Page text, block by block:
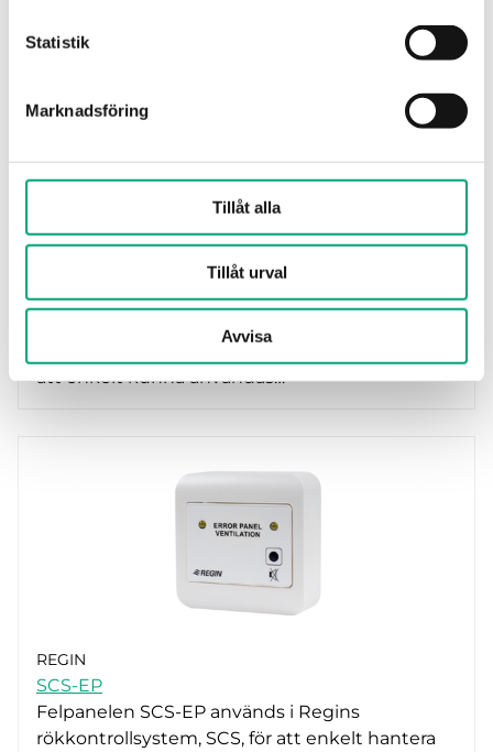
Statistik
Marknadsföring
Tillåt alla
Tillåt urval
Avvisa
SCS-PDTX
Differenstryckstransmittern SCS-PDTX är
att enkelt kunna användas…
REGIN
SCS-EP
Felpanelen SCS-EP används i Regins
rökkontrollsystem, SCS, för att enkelt hantera